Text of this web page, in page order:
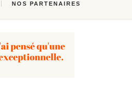
NOS PARTENAIRES